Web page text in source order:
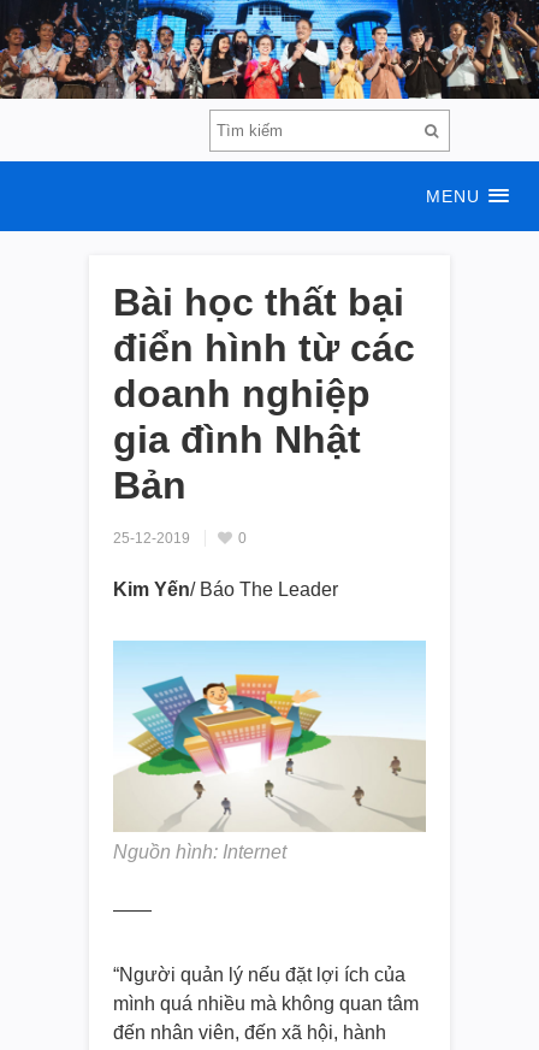
MENU
Bài học thất bại
điển hình từ các
doanh nghiệp
gia đình Nhật
Bản
25-12-2019 0
Kim Yến/ Báo The Leader
Nguồn hình: Internet
——
“Người quản lý nếu đặt lợi ích của
mình quá nhiều mà không quan tâm
đến nhân viên, đến xã hội, hành